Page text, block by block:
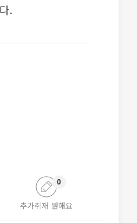
.
추가취재 원해요
0